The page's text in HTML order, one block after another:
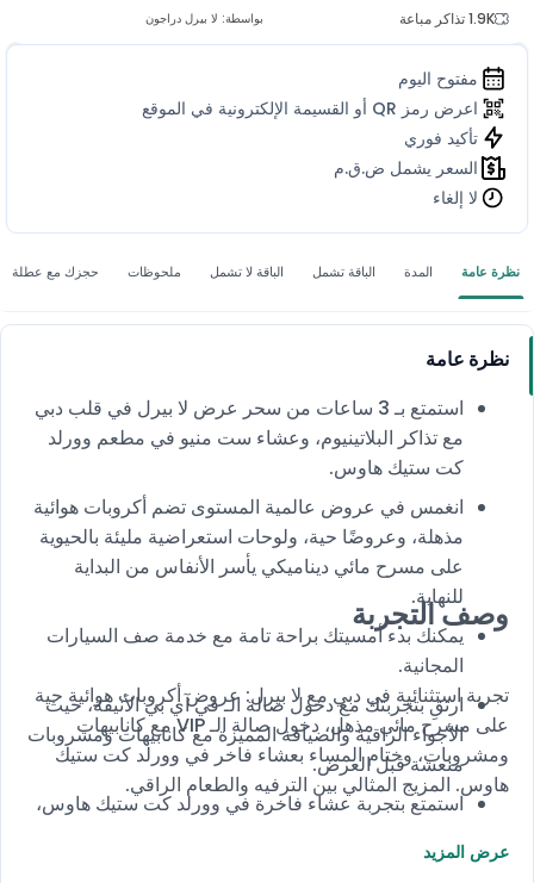
1.9K تذاكر مباعة
بواسطة: لا بيرل دراجون
مفتوح اليوم
اعرض رمز QR أو القسيمة الإلكترونية في الموقع
تأكيد فوري
السعر يشمل ض.ق.م
لا إلغاء
نظرة عامة المدة الباقة تشمل الباقة لا تشمل ملحوظات حجزك مع عطلة
نظرة عامة
استمتع بـ 3 ساعات من سحر عرض لا بيرل في قلب دبي
مع تذاكر البلاتينيوم، وعشاء ست منيو في مطعم وورلد
كت ستيك هاوس.
انغمس في عروض عالمية المستوى تضم أكروبات هوائية
مذهلة، وعروضًا حية، ولوحات استعراضية مليئة بالحيوية
على مسرح مائي ديناميكي يأسر الأنفاس من البداية
للنهاية.
يمكنك بدء أمسيتك براحة تامة مع خدمة صف السيارات
المجانية.
ارتقِ بتجربتك مع دخول صالة الـ في آي بي الأنيقة، حيث
الأجواء الراقية والضيافة المميزة مع كانابيهات ومشروبات
منعشة قبل العرض.
استمتع بتجربة عشاء فاخرة في وورلد كت ستيك هاوس،
المُحضّرة باحتراف.
وصف التجربة
تجربة استثنائية في دبي مع لا بيرل: عروض أكروبات هوائية حية
على مسرح مائي مذهل، دخول صالة الـ VIP مع كانابيهات
ومشروبات، وختام المساء بعشاء فاخر في وورلد كت ستيك
هاوس. المزيج المثالي بين الترفيه والطعام الراقي.
عرض المزيد